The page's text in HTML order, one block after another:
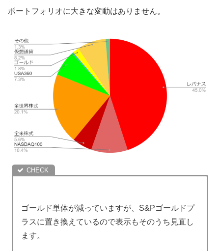
ポートフォリオに大きな変動はありません。
ゴールド単体が減っていますが、S&Pゴールドプ
ラスに置き換えているので表示もそのうち見直し
ます。